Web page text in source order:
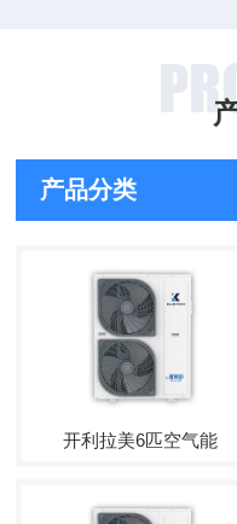
产品分类
开利拉美6匹空气能